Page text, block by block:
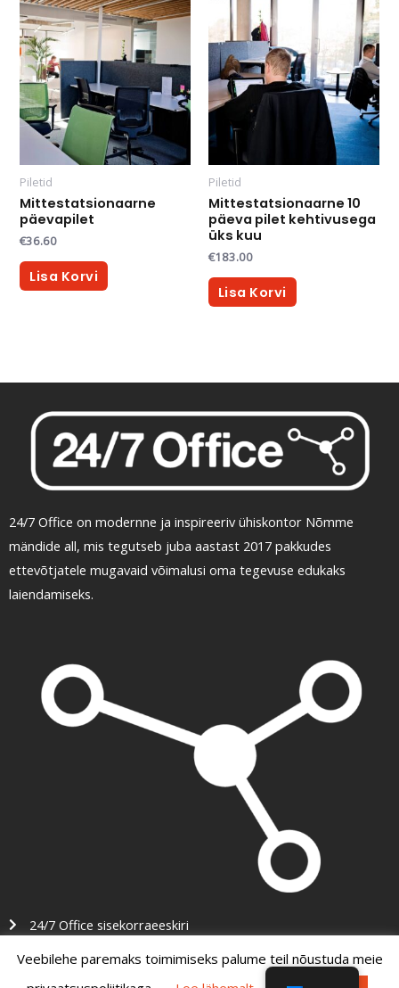
Piletid
Mittestatsionaarne
päevapilet
€36.60
Lisa Korvi
Piletid
Mittestatsionaarne 10
päeva pilet kehtivusega
üks kuu
€183.00
Lisa Korvi
24/7 Office on modernne ja inspireeriv ühiskontor Nõmme
mändide all, mis tegutseb juba aastast 2017 pakkudes
ettevõtjatele mugavaid võimalusi oma tegevuse edukaks
laiendamiseks.
24/7 Office sisekorraeeskiri
Privaatsuspoliitika
Veebilehe paremaks toimimiseks palume teil nõustuda meie